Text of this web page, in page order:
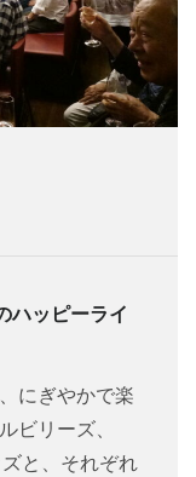
ハッピーライ
にぎやかで楽
ビリーズ、
ズと、それぞれ